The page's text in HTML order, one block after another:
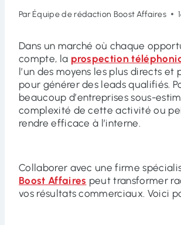
ParÉquipe de rédaction Boost Affaires
Dans un marché où chaque
compte, la prospection
l’un des moyens les plus directs et
pour générer des leads qualifiés.
beaucoup d’entreprises sous-
complexité de cette activité ou
rendre efficace à l’interne.
Collaborer avec une firme
Boost Affaires peut transformer
vos résultats commerciaux. Voici